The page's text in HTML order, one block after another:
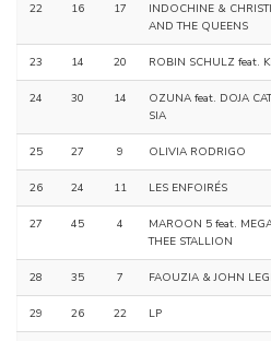
22 16 17
INDOCHINE &
AND THE QUEENS
23 14 20 ROBIN SCHULZ feat.
24 30 14
OZUNA feat. DOJA
SIA
25 27 9 OLIVIA RODRIGO
26 24 11 LES ENFOIRÉS
27 45 4
MAROON 5 feat.
THEE STALLION
28 35 7 FAOUZIA & JOHN
29 26 22 LP